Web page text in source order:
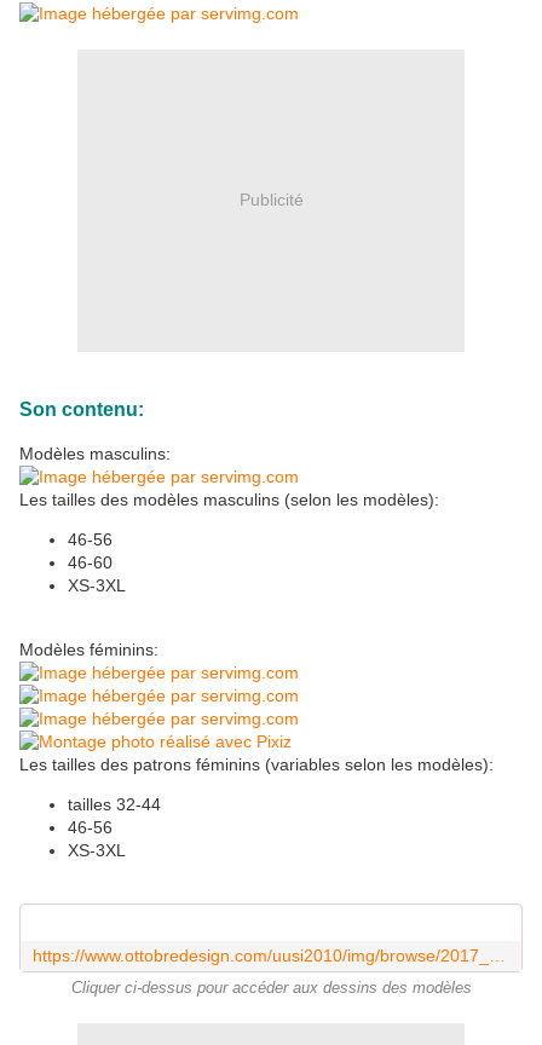
Publicité
Son contenu:
Modèles masculins:
Les tailles des modèles masculins (selon les modèles):
46-56
46-60
XS-3XL
Modèles féminins:
Les tailles des patrons féminins (variables selon les modèles):
tailles 32-44
46-56
XS-3XL
Cliquer ci-dessus pour accéder aux dessins des modèles